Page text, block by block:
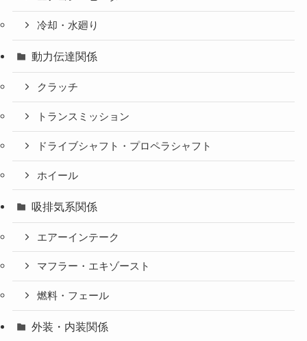
冷却・水廻り
動力伝達関係
クラッチ
トランスミッション
ドライブシャフト・プロペラシャフト
ホイール
吸排気系関係
エアーインテーク
マフラー・エキゾースト
燃料・フェール
外装・内装関係